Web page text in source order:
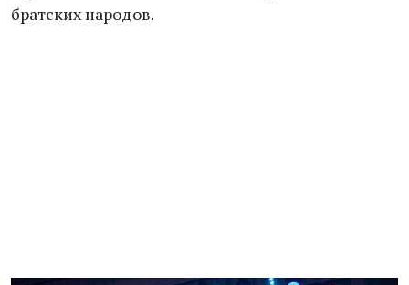
братских народов.